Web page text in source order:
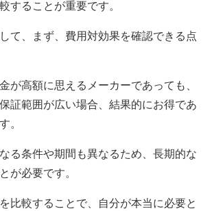
することが重要です。
て、まず、費用対効果を確認できる点
が高額に思えるメーカーであっても、
証範囲が広い場合、結果的にお得であ
。
る条件や期間も異なるため、長期的な
が必要です。
比較することで、自分が本当に必要と